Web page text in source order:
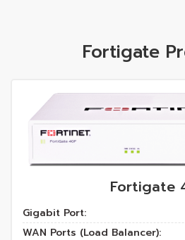
Fortigate
Fortigate
Gigabit Port:
WAN Ports (Load Balancer):